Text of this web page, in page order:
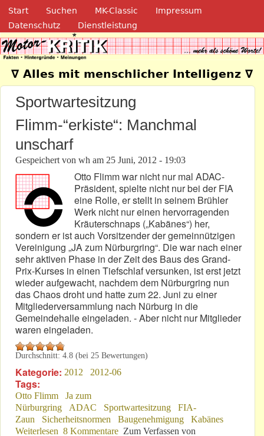
Direkt zum Inhalt
Navigation
Start Suchen MK-Classic
Impressum
Datenschutz
Dienstleistung
Motor-Kritik.de
∇ Alles mit menschlicher Intelligenz ∇
Sportwartesitzung
Flimm-“erkiste“: Manchmal
unscharf
Gespeichert von wh am 25 Juni, 2012 - 19:03
Otto Flimm war nicht nur mal ADAC-
Präsident, spielte nicht nur bei der FIA
eine Rolle, er stellt in seinem Brühler
Werk nicht nur einen hervorragenden
Kräuterschnaps („Kabänes“) her,
sondern er ist auch Vorsitzender der gemeinnützigen
Vereinigung „JA zum Nürburgring“. Die war nach einer
sehr aktiven Phase in der Zeit des Baus des Grand-
Prix-Kurses in einen Tiefschlaf versunken, ist erst jetzt
wieder aufgewacht, nachdem dem Nürburgring nun
das Chaos droht und hatte zum 22. Juni zu einer
Mitgliederversammlung nach Nürburg in die
Gemeindehalle eingeladen. - Aber nicht nur Mitglieder
waren eingeladen.
Durchschnitt: 4.8 (bei 25 Bewertungen)
Kategorie: 2012 2012-06
Tags:
Otto Flimm
Ja zum
Nürburgring
ADAC Sportwartesitzung
FIA-
Zaun
Sicherheitsnormen Baugenehmigung
Kabänes
Weiterlesen über Flimm-“erkiste“: Manchmal unscharf
8 Kommentare Zum Verfassen von